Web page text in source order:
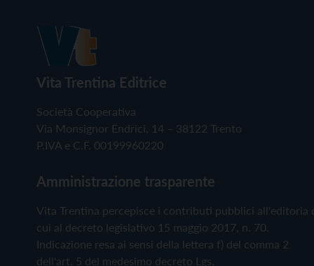
Vita Trentina Editrice
Società Cooperativa
Via Monsignor Endrici, 14 – 38122 Trento
P.IVA e C.F. 00199960220
Amministrazione trasparente
Vita Trentina percepisce i contributi pubblici all'editoria
cui al decreto legislativo 15 maggio 2017, n. 70.
Indicazione resa ai sensi della lettera f) del comma 2
dell'art. 5 del medesimo decreto Lgs.